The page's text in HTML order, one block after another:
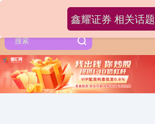
鑫耀证券 相关话题